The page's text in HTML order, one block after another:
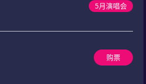
5月演唱会
购票